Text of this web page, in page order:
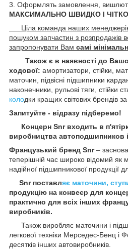
3. Оформлять замовлення,
МАКСИМАЛЬНО ШВИДКО І
Ціла команда наших менеджерів
пошуком запчастин з розпродажів
запропонувати Вам самі
Також є в наявності до
ходової: амортизатори, стійки,
маточин, підвісні підшипники
наконечники, рульові тяги, стійки
колодки кращих світових брендів
Запитуйте - відразу підберемо!
Концерн Snr входить в
виробництва автоподшипников
Французький бренд Snr–
теперішній час широко відомий як
надійної підшипникової продукції
Snr поставляє маточини,
продукцію на конвеєр для
практично для всіх інших
виробників.
Також виробляє маточини і
легкової техніки Мерседес-Бенц і
десятків інших автовиробників.